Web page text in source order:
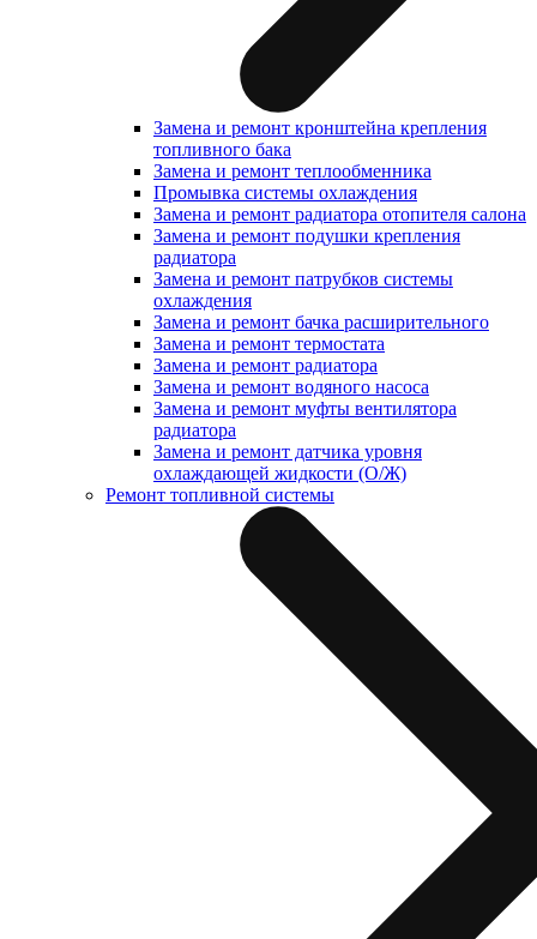
Замена и ремонт кронштейна крепления
топливного бака
Замена и ремонт теплообменника
Промывка системы охлаждения
Замена и ремонт радиатора отопителя салона
Замена и ремонт подушки крепления
радиатора
Замена и ремонт патрубков системы
охлаждения
Замена и ремонт бачка расширительного
Замена и ремонт термостата
Замена и ремонт радиатора
Замена и ремонт водяного насоса
Замена и ремонт муфты вентилятора
радиатора
Замена и ремонт датчика уровня
охлаждающей жидкости (О/Ж)
Ремонт топливной системы